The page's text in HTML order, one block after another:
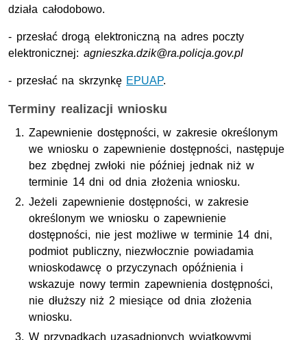
działa całodobowo.
- przesłać drogą elektroniczną na adres poczty
elektronicznej: agnieszka.dzik@ra.policja.gov.pl
- przesłać na skrzynkę EPUAP.
Terminy realizacji wniosku
Zapewnienie dostępności, w zakresie określonym
we wniosku o zapewnienie dostępności, następuje
bez zbędnej zwłoki nie później jednak niż w
terminie 14 dni od dnia złożenia wniosku.
Jeżeli zapewnienie dostępności, w zakresie
określonym we wniosku o zapewnienie
dostępności, nie jest możliwe w terminie 14 dni,
podmiot publiczny, niezwłocznie powiadamia
wnioskodawcę o przyczynach opóźnienia i
wskazuje nowy termin zapewnienia dostępności,
nie dłuższy niż 2 miesiące od dnia złożenia
wniosku.
W przypadkach uzasadnionych wyjątkowymi